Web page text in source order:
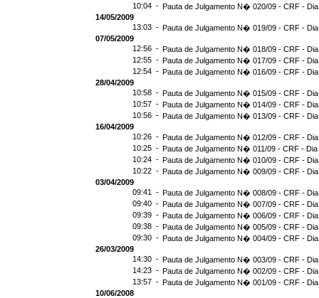
10:04 - Pauta de Julgamento N� 020/09 - CRF -
14/05/2009
13:03 - Pauta de Julgamento N� 019/09 - CRF -
07/05/2009
12:56 - Pauta de Julgamento N� 018/09 - CRF -
12:55 - Pauta de Julgamento N� 017/09 - CRF -
12:54 - Pauta de Julgamento N� 016/09 - CRF -
28/04/2009
10:58 - Pauta de Julgamento N� 015/09 - CRF -
10:57 - Pauta de Julgamento N� 014/09 - CRF -
10:56 - Pauta de Julgamento N� 013/09 - CRF -
16/04/2009
10:26 - Pauta de Julgamento N� 012/09 - CRF -
10:25 - Pauta de Julgamento N� 011/09 - CRF - Dia
10:24 - Pauta de Julgamento N� 010/09 - CRF -
10:22 - Pauta de Julgamento N� 009/09 - CRF -
03/04/2009
09:41 - Pauta de Julgamento N� 008/09 - CRF -
09:40 - Pauta de Julgamento N� 007/09 - CRF -
09:39 - Pauta de Julgamento N� 006/09 - CRF -
09:38 - Pauta de Julgamento N� 005/09 - CRF -
09:30 - Pauta de Julgamento N� 004/09 - CRF -
26/03/2009
14:30 - Pauta de Julgamento N� 003/09 - CRF -
14:23 - Pauta de Julgamento N� 002/09 - CRF -
13:57 - Pauta de Julgamento N� 001/09 - CRF -
10/06/2008